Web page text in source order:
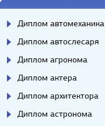
Диплом автомеханика
Диплом автослесаря
Диплом агронома
Диплом актера
Диплом архитектора
Диплом астронома